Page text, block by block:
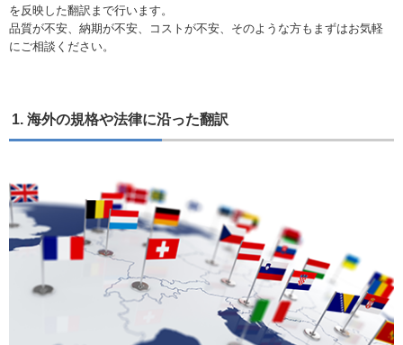
を反映した翻訳まで行います。
品質が不安、納期が不安、コストが不安、そのような方もまずはお気軽
にご相談ください。
1. 海外の規格や法律に沿った翻訳